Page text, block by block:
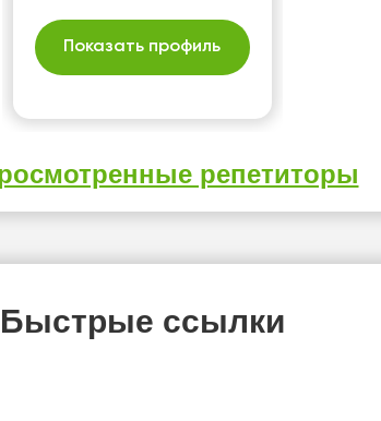
Показать профиль
репетиторы
Быстрые ссылки